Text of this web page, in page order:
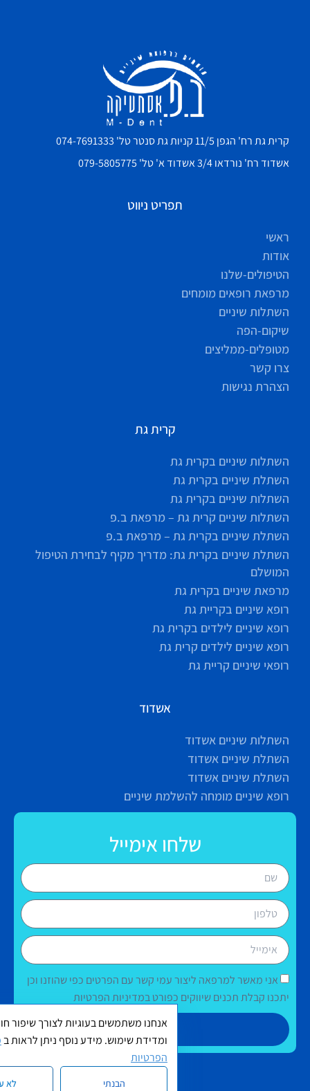
קרית גת רח' הגפן 11/5 קניות גת סנטר טל' 074-7691333
אשדוד רח' נורדאו 3/4 אשדוד א' טל' 079-5805775
תפריט ניווט
ראשי
אודות
הטיפולים-שלנו
מרפאת רופאים מומחים
השתלות שיניים
שיקום-הפה
מטופלים-ממליצים
צרו קשר
הצהרת נגישות
קרית גת
השתלות שיניים בקרית גת
השתלת שיניים בקרית גת
השתלות שיניים בקרית גת
השתלות שיניים קרית גת – מרפאת ב.פ
השתלת שיניים בקרית גת – מרפאת ב.פ
השתלת שיניים בקרית גת: מדריך מקיף לבחירת הטיפול
המושלם
מרפאת שיניים בקרית גת
רופא שיניים בקריית גת
רופא שיניים לילדים בקרית גת
רופא שיניים לילדים קרית גת
רופאי שיניים קריית גת
אשדוד
השתלות שיניים אשדוד
השתלת שיניים אשדוד
השתלת שיניים אשדוד
רופא שיניים מומחה להשלמת שיניים
שלחו אימייל
אני מאשר למרפאה ליצור עמי קשר עם הפרטים כפי שהוזנו וכן
יתכנו קבלת תכנים שיווקים כפורט במדיניות הפרטיות
שליחה
אנחנו משתמשים בעוגיות לצורך שיפור
ומדידת שימוש. מידע נוסף ניתן לראות ב
הפרטיות
הבנתי לא